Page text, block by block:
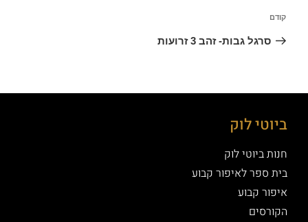
קודם
סרגל גבות- זהב 3 זרועות
ביוטי לוק
חנות ביוטי לוק
בית ספר לאיפור קבוע
איפור קבוע
הקורסים